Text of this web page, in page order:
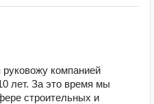
компанией
лет. За это время мы
строительных и